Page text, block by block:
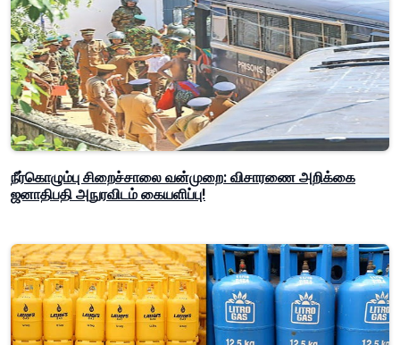
நீர்கொழும்பு சிறைச்சாலை வன்முறை: விசாரணை அறிக்கை
ஜனாதிபதி அநுரவிடம் கையளிப்பு!